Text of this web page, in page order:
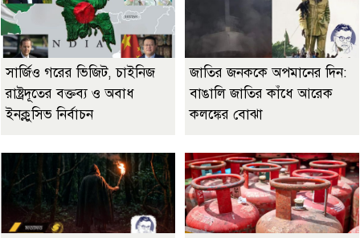
সার্জিও গরের ভিজিট, চাইনিজ
রাষ্ট্রদূতের বক্তব্য ও অবাধ
ইনক্লুসিভ নির্বাচন
জাতির জনককে অপমানের দিন:
বাঙালি জাতির কাঁধে আরেক
কলঙ্কের বোঝা